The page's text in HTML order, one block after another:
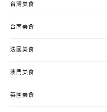
台灣美食
台南美食
法國美食
澳門美食
英國美食